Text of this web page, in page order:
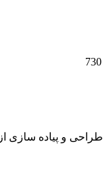
طراحی و پیاده سازی از